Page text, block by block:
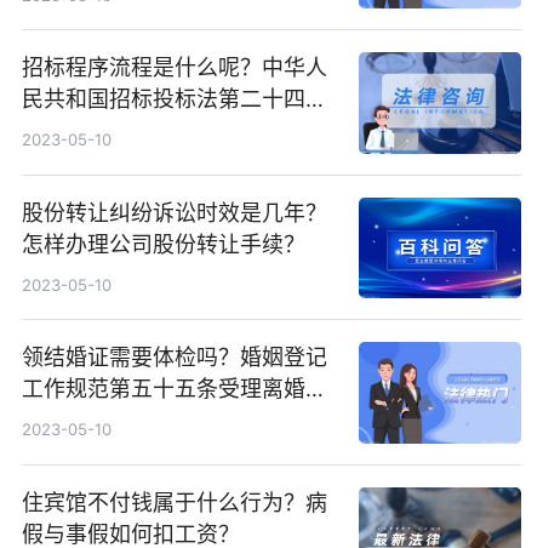
招标程序流程是什么呢？中华人
民共和国招标投标法第二十四条
内容
2023-05-10
股份转让纠纷诉讼时效是几年？
怎样办理公司股份转让手续？
2023-05-10
领结婚证需要体检吗？婚姻登记
工作规范第五十五条受理离婚登
记申请的条件是什么？
2023-05-10
住宾馆不付钱属于什么行为？病
假与事假如何扣工资？